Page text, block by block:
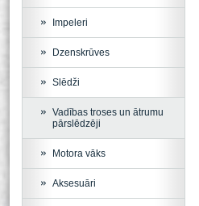
Impeleri
Dzenskrūves
Slēdži
Vadības troses un ātrumu
pārslēdzēji
Motora vāks
Aksesuāri